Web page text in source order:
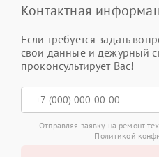
Контактная
Если требуется задать
свои данные и дежурный
проконсультирует Вас!
Отправляя заявку на ремонт
Политикой